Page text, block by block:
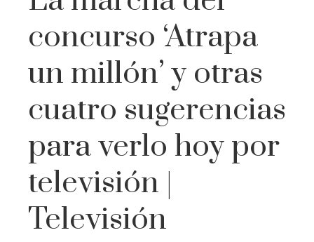
concurso ‘Atrapa
un millón’ y otras
cuatro sugerencias
para verlo hoy por
televisión |
Televisión